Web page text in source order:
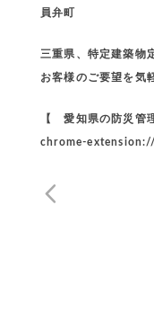
員弁町
三重県、特定建築
お客様のご要望を気
【 愛知県の防災管
chrome-